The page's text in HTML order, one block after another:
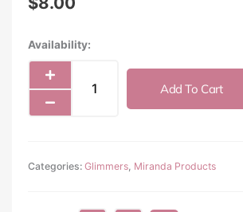
Availability:Miranda
quantity
Add To Cart
Categories: Glimmers, Miranda Products